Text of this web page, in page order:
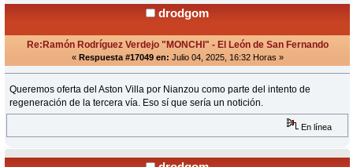
drodgom
Re:Ramón Rodríguez Verdejo "MONCHI" - El León de San Fernando
« Respuesta #17049 en: Julio 04, 2025, 16:32 Horas »
Queremos oferta del Aston Villa por Nianzou como parte del intento de
regeneración de la tercera vía. Eso sí que sería un notición.
En línea